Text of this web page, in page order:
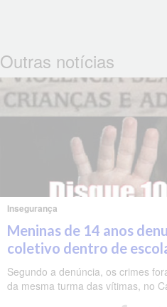
Outras notícias
Insegurança
Meninas de 14 anos
coletivo dentro de
Segundo a denúncia, os crimes
da mesma turma das vítimas, no